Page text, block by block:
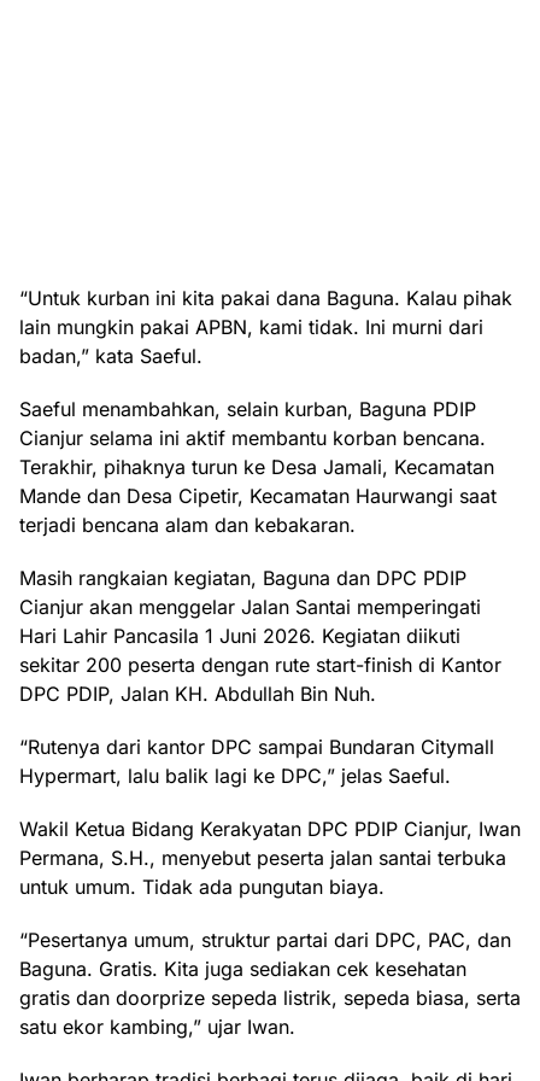
“Untuk kurban ini kita pakai dana Baguna. Kalau pihak
lain mungkin pakai APBN, kami tidak. Ini murni dari
badan,” kata Saeful.
Saeful menambahkan, selain kurban, Baguna PDIP
Cianjur selama ini aktif membantu korban bencana.
Terakhir, pihaknya turun ke Desa Jamali, Kecamatan
Mande dan Desa Cipetir, Kecamatan Haurwangi saat
terjadi bencana alam dan kebakaran.
Masih rangkaian kegiatan, Baguna dan DPC PDIP
Cianjur akan menggelar Jalan Santai memperingati
Hari Lahir Pancasila 1 Juni 2026. Kegiatan diikuti
sekitar 200 peserta dengan rute start-finish di Kantor
DPC PDIP, Jalan KH. Abdullah Bin Nuh.
“Rutenya dari kantor DPC sampai Bundaran Citymall
Hypermart, lalu balik lagi ke DPC,” jelas Saeful.
Wakil Ketua Bidang Kerakyatan DPC PDIP Cianjur, Iwan
Permana, S.H., menyebut peserta jalan santai terbuka
untuk umum. Tidak ada pungutan biaya.
“Pesertanya umum, struktur partai dari DPC, PAC, dan
Baguna. Gratis. Kita juga sediakan cek kesehatan
gratis dan doorprize sepeda listrik, sepeda biasa, serta
satu ekor kambing,” ujar Iwan.